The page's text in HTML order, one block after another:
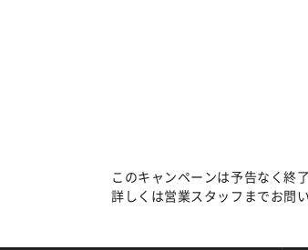
このキャンペーンは予告なく終
詳しくは営業スタッフまでお問